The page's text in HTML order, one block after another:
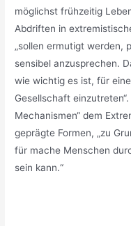
möglichst frühzeitig
Abdriften in
„sollen ermutigt werden,
sensibel anzusprechen.
wie wichtig es ist, für
Gesellschaft
Mechanismen“ dem
geprägte Formen, „zu
für mache Menschen
sein kann.“